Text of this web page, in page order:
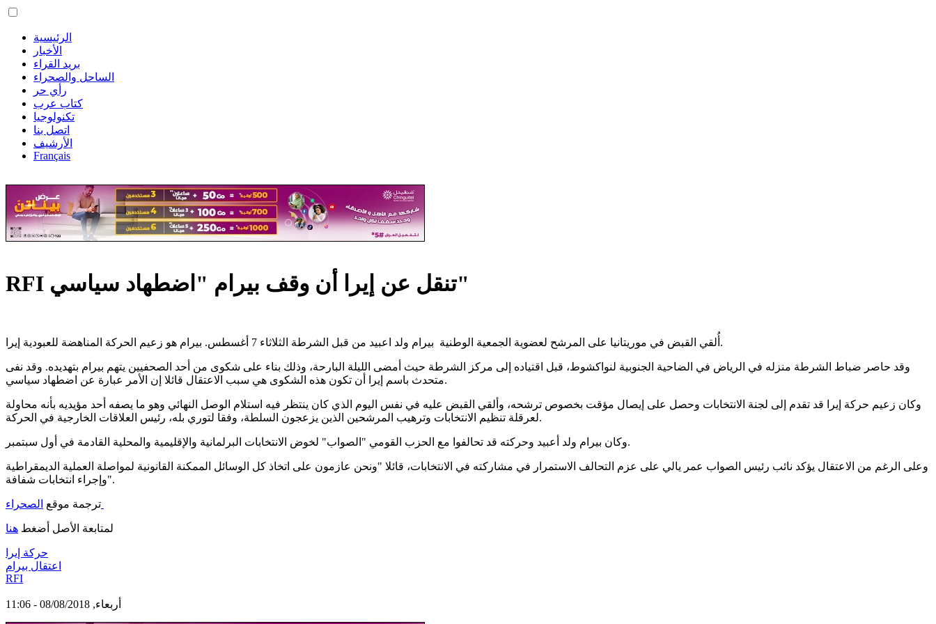
الرئيسية
الأخبار
بريد القراء
الساحل والصحراء
رأي حر
كتاب عرب
تكنولوجيا
اتصل بنا
الأرشيف
Français
RFI تنقل عن إيرا أن وقف بيرام "اضطهاد سياسي"
أُلقي القبض في موريتانيا على المرشح لعضوية الجمعية الوطنية بيرام ولد اعبيد من قبل الشرطة الثلاثاء 7 أغسطس. بيرام هو زعيم الحركة المناهضة للعبودية إيرا.
وقد حاصر ضباط الشرطة منزله في الرياض في الضاحية الجنوبية لنواكشوط، قبل اقتياده إلى مركز الشرطة حيث أمضى الليلة البارحة، وذلك بناء على شكوى من أحد الصحفيين يتهم بيرام بتهديده. وقد نفى
متحدث باسم إيرا أن تكون هذه الشكوى هي سبب الاعتقال قائلا إن الأمر عبارة عن اضطهاد سياسي.
وكان زعيم حركة إيرا قد تقدم إلى لجنة الانتخابات وحصل على إيصال مؤقت بخصوص ترشحه، وألقي القبض عليه في نفس اليوم الذي كان ينتظر فيه استلام الوصل النهائي وهو ما يصفه أحد مؤيديه بأنه محاولة
لعرقلة تنظيم الانتخابات وترهيب المرشحين الذين يزعجون السلطة، وفقا لتوري بله، رئيس العلاقات الخارجية في الحركة.
وكان بيرام ولد أعبيد وحركته قد تحالفوا مع الحزب القومي "الصواب" لخوض الانتخابات البرلمانية والإقليمية والمحلية القادمة في أول سبتمبر.
وعلى الرغم من الاعتقال يؤكد نائب رئيس الصواب عمر يالي على عزم التحالف الاستمرار في مشاركته في الانتخابات، قائلا "ونحن عازمون على اتخاذ كل الوسائل الممكنة القانونية لمواصلة العملية الديمقراطية
وإجراء انتخابات شفافة".
ترجمة موقع
لمتابعة الأصل أضغط هنا
حركة إيرا
اعتقال بيرام
RFI
أربعاء, 08/08/2018 - 11:06